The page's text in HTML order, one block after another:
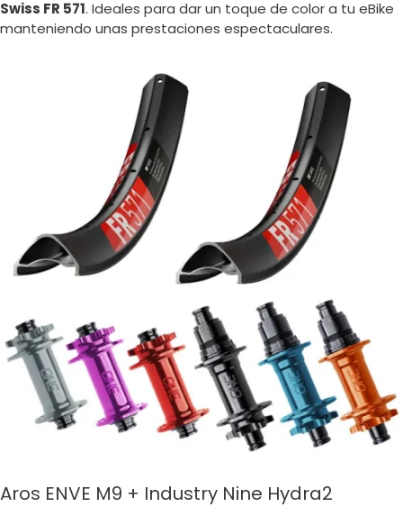
Swiss FR 571. Ideales para dar un toque de color a tu eBike
manteniendo unas prestaciones espectaculares.
Aros ENVE M9 + Industry Nine Hydra2